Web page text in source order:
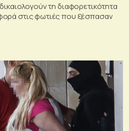
τη διαφορετικότητα
στις φωτιές που ξέσπασαν